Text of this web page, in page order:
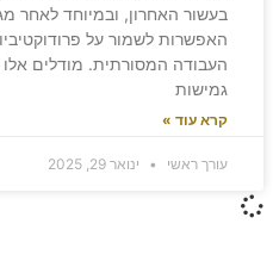
בעשור האחרון, ובמיוחד לאחר
האפשרות לשמור על
העבודה המסורתית. מודלים אלו
גמישות
קרא עוד »
עורך ראשי ינואר 29, 2025